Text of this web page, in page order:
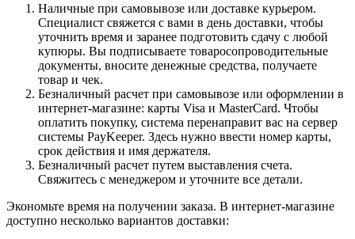
Наличные при самовывозе или доставке курьером.
Специалист свяжется с вами в день доставки, чтобы
уточнить время и заранее подготовить сдачу с любой
купюры. Вы подписываете товаросопроводительные
документы, вносите денежные средства, получаете
товар и чек.
Безналичный расчет при самовывозе или оформлении в
интернет-магазине: карты Visa и MasterCard. Чтобы
оплатить покупку, система перенаправит вас на сервер
системы PayKeeper. Здесь нужно ввести номер карты,
срок действия и имя держателя.
Безналичный расчет путем выставления счета.
Свяжитесь с менеджером и уточните все детали.
Экономьте время на получении заказа. В интернет-магазине
доступно несколько вариантов доставки: